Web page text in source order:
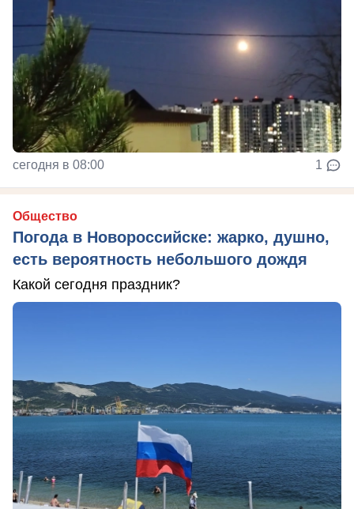
сегодня в 08:00 1
Общество
Погода в Новороссийске: жарко, душно,
есть вероятность небольшого дождя
Какой сегодня праздник?